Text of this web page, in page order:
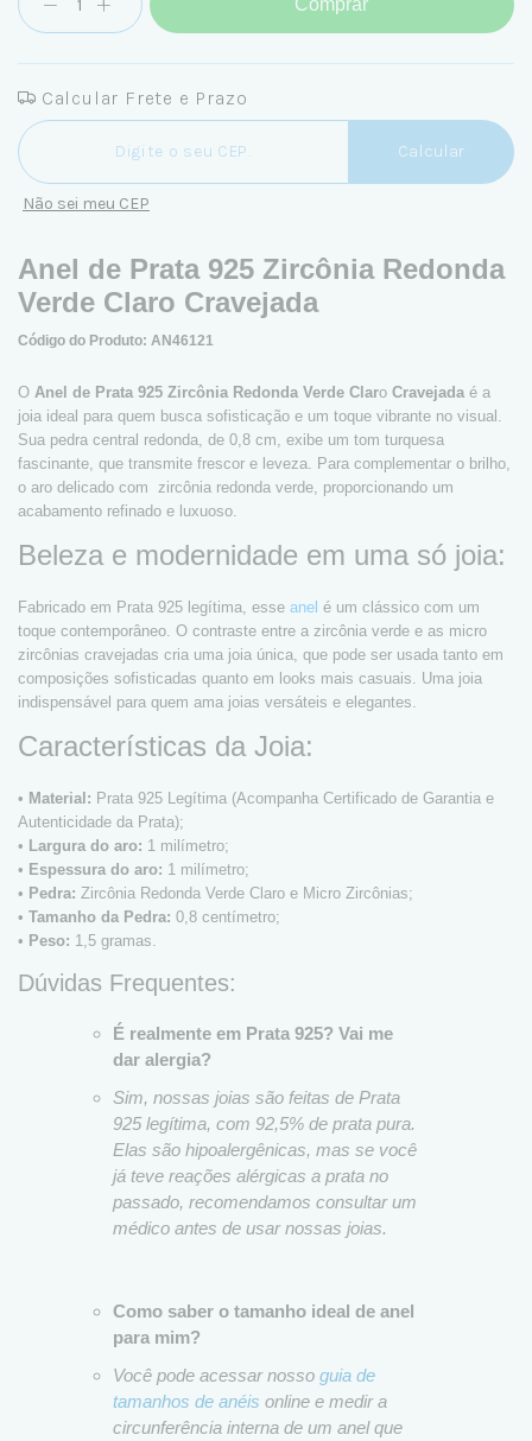
Comprar
Calcular Frete e Prazo
Entregas para o CEP:
Calcular
Não sei meu CEP
Anel de Prata 925 Zircônia Redonda
Verde Claro Cravejada
Código do Produto: AN46121
O Anel de Prata 925 Zircônia Redonda Verde Claro Cravejada é a
joia ideal para quem busca sofisticação e um toque vibrante no visual.
Sua pedra central redonda, de 0,8 cm, exibe um tom turquesa
fascinante, que transmite frescor e leveza. Para complementar o brilho,
o aro delicado com zircônia redonda verde, proporcionando um
acabamento refinado e luxuoso.
Beleza e modernidade em uma só joia:
Fabricado em Prata 925 legítima, esse anel é um clássico com um
toque contemporâneo. O contraste entre a zircônia verde e as micro
zircônias cravejadas cria uma joia única, que pode ser usada tanto em
composições sofisticadas quanto em looks mais casuais. Uma joia
indispensável para quem ama joias versáteis e elegantes.
Características da Joia:
• Material: Prata 925 Legítima (Acompanha Certificado de Garantia e
Autenticidade da Prata);
• Largura do aro: 1 milímetro;
• Espessura do aro: 1 milímetro;
• Pedra: Zircônia Redonda Verde Claro e Micro Zircônias;
• Tamanho da Pedra: 0,8 centímetro;
• Peso: 1,5 gramas.
Dúvidas Frequentes:
É realmente em Prata 925? Vai me
dar alergia?
Sim, nossas joias são feitas de Prata
925 legítima, com 92,5% de prata pura.
Elas são hipoalergênicas, mas se você
já teve reações alérgicas a prata no
passado, recomendamos consultar um
médico antes de usar nossas joias.
Como saber o tamanho ideal de anel
para mim?
Você pode acessar nosso guia de
tamanhos de anéis online e medir a
circunferência interna de um anel que